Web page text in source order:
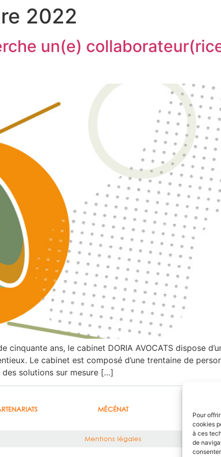
Pour
cookies
à ces
de
2022
un(e)
cinquante ans, le cabinet DORIA AVOCATS dispose
Le cabinet est composé d’une trentaine de
solutions sur mesure […]
MÉCÉNAT
Mentions légales